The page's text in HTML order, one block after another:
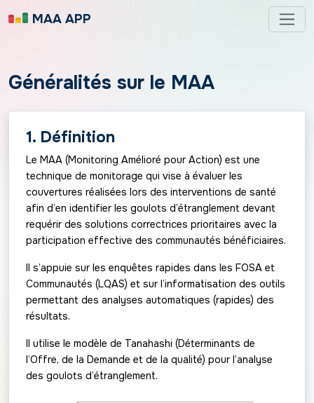
MAA APP
Généralités sur le MAA
1. Définition
Le MAA (Monitoring Amélioré pour Action) est une
technique de monitorage qui vise à évaluer les
couvertures réalisées lors des interventions de santé
afin d’en identifier les goulots d’étranglement devant
requérir des solutions correctrices prioritaires avec la
participation effective des communautés bénéficiaires.
Il s’appuie sur les enquêtes rapides dans les FOSA et
Communautés (LQAS) et sur l’informatisation des outils
permettant des analyses automatiques (rapides) des
résultats.
Il utilise le modèle de Tanahashi (Déterminants de
l’Offre, de la Demande et de la qualité) pour l’analyse
des goulots d’étranglement.